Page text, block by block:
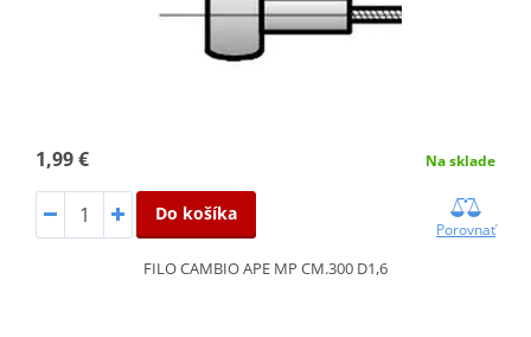
1,99 € Na sklade
Do košíka
Porovnať
FILO CAMBIO APE MP CM.300 D1,6